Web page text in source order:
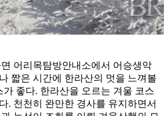
어리목탐방안내소에서 어승생악
짧은 시간에 한라산의 멋을 느껴볼
좋다. 한라산을 오르는 겨울 코스
. 천천히 완만한 경사를 유지하면서